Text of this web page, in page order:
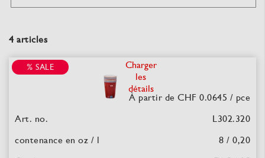
4 articles
Charger
les
détails
À partir de CHF 0.0645 / pce
L302.320
8 / 0,20
% SALE